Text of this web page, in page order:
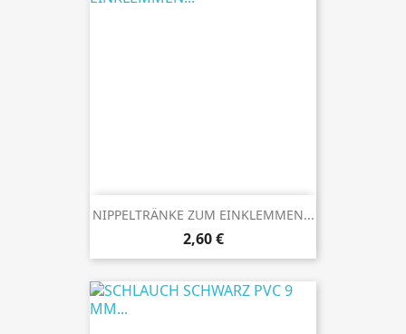
NIPPELTRÄNKE ZUM EINKLEMMEN...
Preis
2,60 €